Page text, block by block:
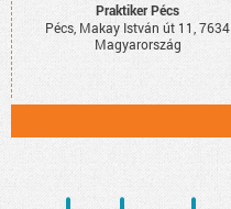
Praktiker Pécs
Pécs, Makay István út 11, 7634
Magyarország